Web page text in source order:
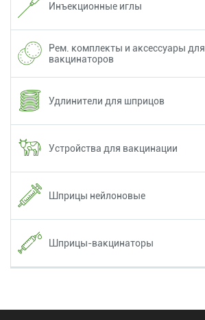
Инъекционные иглы
Рем. комплекты и аксессуары
вакцинаторов
Удлинители для шприцов
Устройства для вакцинации
Шприцы нейлоновые
Шприцы-вакцинаторы